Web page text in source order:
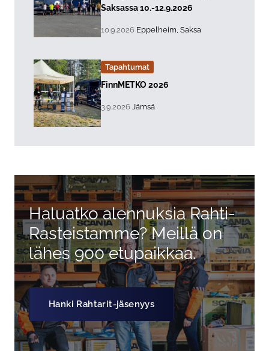
Saksassa 10.-12.9.2026
, Tapahtuman päiväys:
10.9.2026 Sijainti:
Eppelheim, Saksa
Tapahtumat
Lue lisää about event "
FinnMETKO 2026
, Tapahtuman päiväys:
3.9.2026 Sijainti:
Jämsä
Haluatko alennuksia Rahti-
Rasteistamme? Meillä on
lähes 900 etupaikkaa.
Hanki Rahtarit-jäsenyys